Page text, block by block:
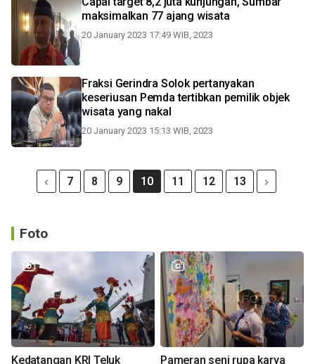
maksimalkan 77 ajang wisata
20 January 2023 17:49 WIB, 2023
Fraksi Gerindra Solok pertanyakan
keseriusan Pemda tertibkan pemilik objek
wisata yang nakal
20 January 2023 15:13 WIB, 2023
7 8 9 10 11 12 13
Foto
Kedatangan KRI Teluk
Pameran seni rupa karya